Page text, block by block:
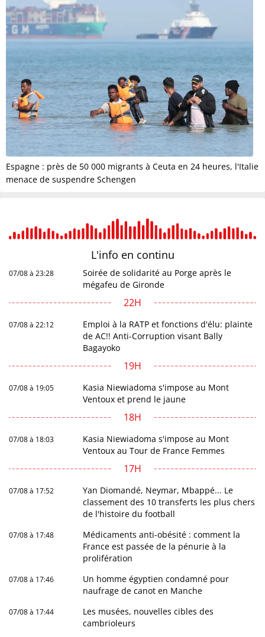
Espagne : près de 50 000 migrants à Ceuta en 24 heures, l'Italie
menace de suspendre Schengen
L'info en continu
07/08 à 23:28
Soirée de solidarité au Porge après le
mégafeu de Gironde
22H
07/08 à 22:12
Emploi à la RATP et fonctions d'élu: plainte
de AC!! Anti-Corruption visant Bally
Bagayoko
19H
07/08 à 19:05
Kasia Niewiadoma s'impose au Mont
Ventoux et prend le jaune
18H
07/08 à 18:03
Kasia Niewiadoma s'impose au Mont
Ventoux au Tour de France Femmes
17H
07/08 à 17:52
Yan Diomandé, Neymar, Mbappé... Le
classement des 10 transferts les plus chers
de l'histoire du football
07/08 à 17:48
Médicaments anti-obésité : comment la
France est passée de la pénurie à la
prolifération
07/08 à 17:46
Un homme égyptien condamné pour
naufrage de canot en Manche
07/08 à 17:44
Les musées, nouvelles cibles des
cambrioleurs